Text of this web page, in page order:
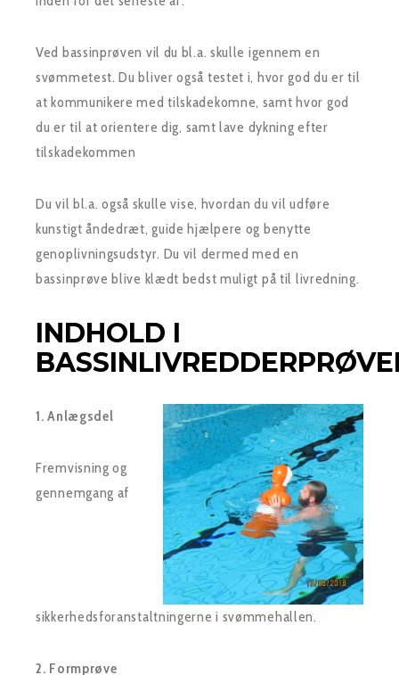
Ved bassinprøven vil du bl.a. skulle igennem en
svømmetest. Du bliver også testet i, hvor god du er til
at kommunikere med tilskadekomne, samt hvor god
du er til at orientere dig, samt lave dykning efter
tilskadekommen
Du vil bl.a. også skulle vise, hvordan du vil udføre
kunstigt åndedræt, guide hjælpere og benytte
genoplivningsudstyr. Du vil dermed med en
bassinprøve blive klædt bedst muligt på til livredning.
INDHOLD I
1. Anlægsdel
Fremvisning og
gennemgang af
sikkerhedsforanstaltningerne i svømmehallen.
2. Formprøve